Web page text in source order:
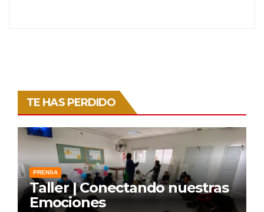
TE HAS PERDIDO
PRENSA
Taller | Conectando nuestras
Emociones